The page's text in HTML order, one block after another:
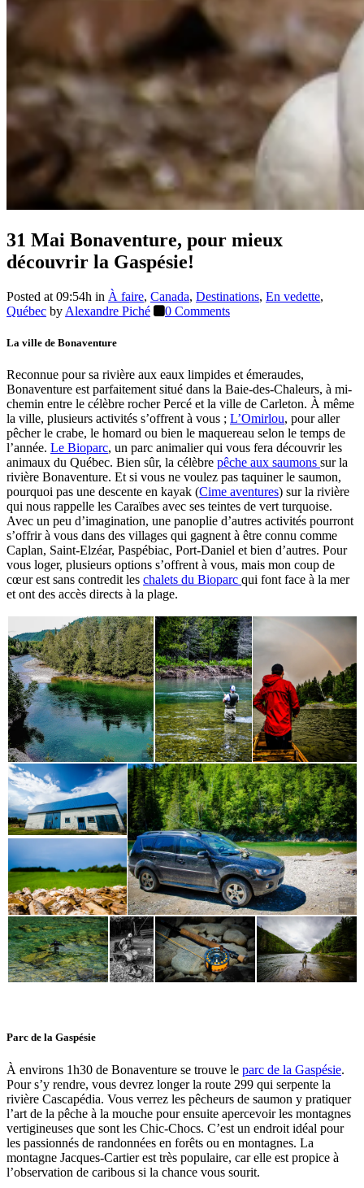
découvrir la Gaspésie!
31 Mai Bonaventure, pour mieux
découvrir la Gaspésie!
Posted at 09:54h in À faire, Canada, Destinations, En vedette,
Québec by Alexandre Piché 0 Comments
La ville de Bonaventure
Reconnue pour sa rivière aux eaux limpides et émeraudes,
Bonaventure est parfaitement situé dans la Baie-des-Chaleurs, à mi-
chemin entre le célèbre rocher Percé et la ville de Carleton. À même
la ville, plusieurs activités s’offrent à vous ; L’Omirlou, pour aller
pêcher le crabe, le homard ou bien le maquereau selon le temps de
l’année. Le Bioparc, un parc animalier qui vous fera découvrir les
animaux du Québec. Bien sûr, la célèbre pêche aux saumons sur la
rivière Bonaventure. Et si vous ne voulez pas taquiner le saumon,
pourquoi pas une descente en kayak (Cime aventures) sur la rivière
qui nous rappelle les Caraïbes avec ses teintes de vert turquoise.
Avec un peu d’imagination, une panoplie d’autres activités pourront
s’offrir à vous dans des villages qui gagnent à être connu comme
Caplan, Saint-Elzéar, Paspébiac, Port-Daniel et bien d’autres. Pour
vous loger, plusieurs options s’offrent à vous, mais mon coup de
cœur est sans contredit les chalets du Bioparc qui font face à la mer
et ont des accès directs à la plage.
Parc de la Gaspésie
À environs 1h30 de Bonaventure se trouve le parc de la Gaspésie.
Pour s’y rendre, vous devrez longer la route 299 qui serpente la
rivière Cascapédia. Vous verrez les pêcheurs de saumon y pratiquer
l’art de la pêche à la mouche pour ensuite apercevoir les montagnes
vertigineuses que sont les Chic-Chocs. C’est un endroit idéal pour
les passionnés de randonnées en forêts ou en montagnes. La
montagne Jacques-Cartier est très populaire, car elle est propice à
l’observation de caribous si la chance vous sourit.